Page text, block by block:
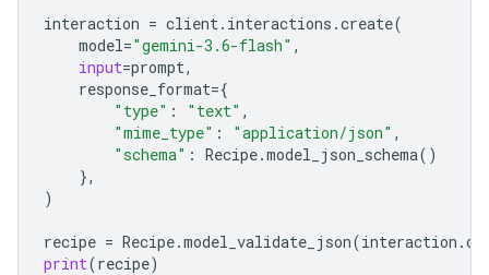
interaction = client. interactions .create(
model="gemini-3.6-flash" ,
input=prompt,
response_format={
"type" : "text" ,
"mime_type" : "application/json" ,
"schema" : Recipe.model_json_schema()
},
)
recipe = Recipe.model_validate_json(interaction .
print(recipe)